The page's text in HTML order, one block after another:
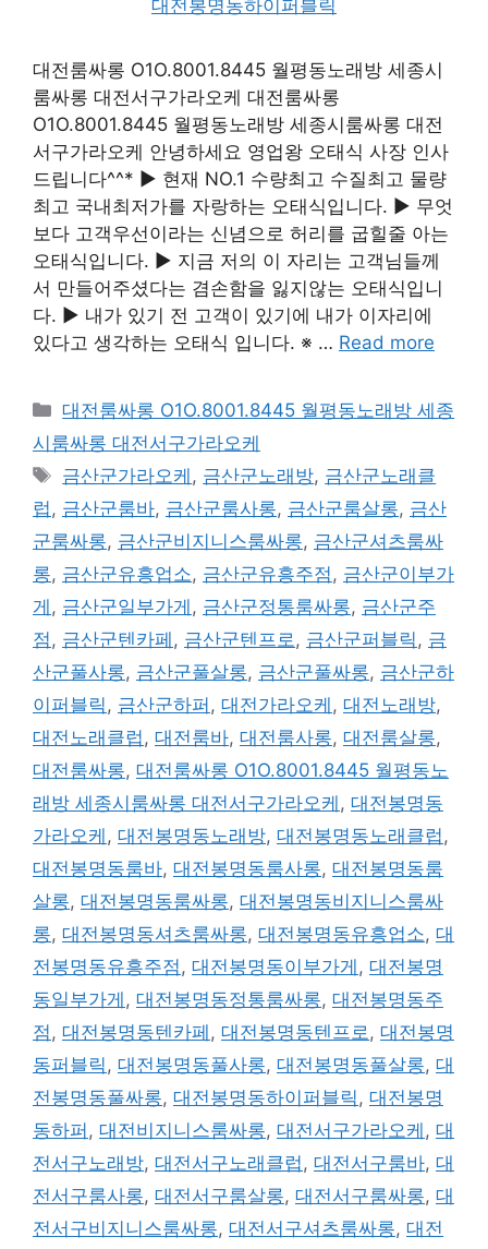
대전룸싸롱 O1O.8001.8445 월평동노래방 세종시
룸싸롱 대전서구가라오케 대전룸싸롱
O1O.8001.8445 월평동노래방 세종시룸싸롱 대전
서구가라오케 안녕하세요 영업왕 오태식 사장 인사
드립니다^^* ▶ 현재 NO.1 수량최고 수질최고 물량
최고 국내최저가를 자랑하는 오태식입니다. ▶ 무엇
보다 고객우선이라는 신념으로 허리를 굽힐줄 아는
오태식입니다. ▶ 지금 저의 이 자리는 고객님들께
서 만들어주셨다는 겸손함을 잃지않는 오태식입니
다. ▶ 내가 있기 전 고객이 있기에 내가 이자리에
있다고 생각하는 오태식 입니다. ※ … Read more
카
테
리
대전룸싸롱 O1O.8001.8445 월평동노래방 세종
시룸싸롱 대전서구가라오케
태
그
금산군가라오케 , 금산군노래방, 금산군노래클
럽, 금산군룸바, 금산군룸사롱, 금산군룸살롱, 금산
군룸싸롱, 금산군비지니스룸싸롱, 금산군셔츠룸싸
롱, 금산군유흥업소, 금산군유흥주점, 금산군이부가
게 , 금산군일부가게 , 금산군정통룸싸롱, 금산군주
점, 금산군텐카페 , 금산군텐프로, 금산군퍼블릭, 금
산군풀사롱, 금산군풀살롱, 금산군풀싸롱, 금산군하
이퍼블릭, 금산군하퍼 , 대전가라오케 , 대전노래방,
대전노래클럽, 대전룸바, 대전룸사롱, 대전룸살롱,
대전룸싸롱, 대전룸싸롱 O1O.8001.8445 월평동노
래방 세종시룸싸롱 대전서구가라오케 , 대전봉명동
가라오케 , 대전봉명동노래방, 대전봉명동노래클럽,
대전봉명동룸바, 대전봉명동룸사롱, 대전봉명동룸
살롱, 대전봉명동룸싸롱, 대전봉명동비지니스룸싸
롱, 대전봉명동셔츠룸싸롱, 대전봉명동유흥업소, 대
전봉명동유흥주점, 대전봉명동이부가게 , 대전봉명
동일부가게 , 대전봉명동정통룸싸롱, 대전봉명동주
점, 대전봉명동텐카페 , 대전봉명동텐프로, 대전봉명
동퍼블릭, 대전봉명동풀사롱, 대전봉명동풀살롱, 대
전봉명동풀싸롱, 대전봉명동하이퍼블릭, 대전봉명
동하퍼 , 대전비지니스룸싸롱, 대전서구가라오케 , 대
전서구노래방, 대전서구노래클럽, 대전서구룸바, 대
전서구룸사롱, 대전서구룸살롱, 대전서구룸싸롱, 대
전서구비지니스룸싸롱, 대전서구셔츠룸싸롱, 대전